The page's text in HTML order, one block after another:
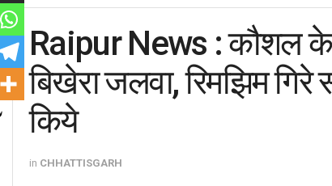
Raipur News : कौशल के
बिखेरा जलवा, रिमझिम
किये
in CHHATTISGARH